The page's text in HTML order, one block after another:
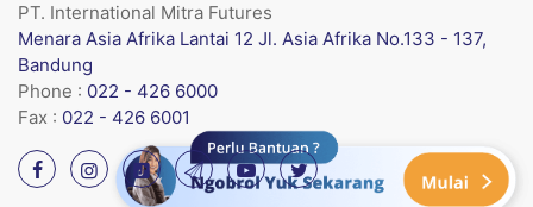
PT. International Mitra Futures
Menara Asia Afrika Lantai 12 Jl. Asia Afrika No.133 - 137,
Bandung
Phone : 022 - 426 6000
Fax : 022 - 426 6001